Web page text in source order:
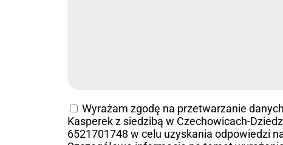
Wyrażam zgodę na przetwarzanie
Kasperek z siedzibą w Czechowicach-
6521701748 w celu uzyskania odpowiedzi